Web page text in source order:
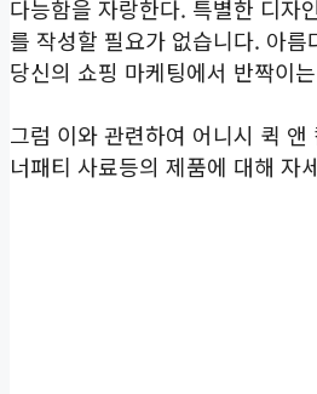
다능함을 자랑한다. 특별한 디자
를 작성할 필요가 없습니다. 아
당신의 쇼핑 마케팅에서 반짝이
그럼 이와 관련하여 어니시 퀵
너패티 사료등의 제품에 대해 자